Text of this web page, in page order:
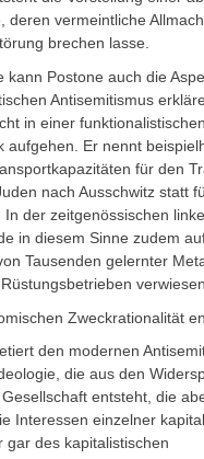
deren vermeintliche
brechen lasse.
kann Postone auch die
Antisemitismus
in einer funktionalistischen
aufgehen. Er nennt
für den
nach Ausschwitz statt
In der zeitgenössischen
in diesem Sinne zudem
Tausenden gelernter
Zweckrationalität
den modernen
die aus den
entsteht, die
Interessen einzelner
gar des kapitalistischen